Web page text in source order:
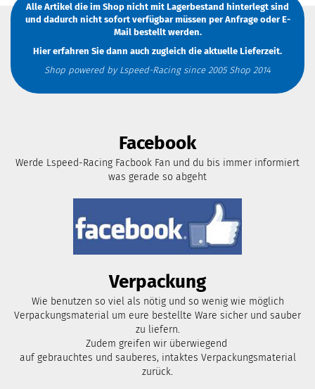
Alle Artikel die im Shop nicht mit Lagerbestand hinterlegt sind
und dadurch nicht sofort verfügbar müssen per AnfrageoderE-
Mailbestellt werden.
Hier erfahren Sie dann auch zugleich die aktuelle Lieferzeit.
Shop powered by Lspeed-Racing since 2005 Shop 2014
Facebook
Werde Lspeed-Racing Facbook Fan und du bis immer informiert
was gerade so abgeht
Verpackung
Wie benutzen so viel als nötig und so wenig wie möglich
Verpackungsmaterial um eure bestellte Ware sicher und sauber
zu liefern.
Zudem greifen wir überwiegend
auf gebrauchtes und sauberes, intaktes Verpackungsmaterial
zurück.